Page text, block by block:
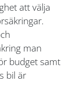
att välja
man
budget samt
bil är